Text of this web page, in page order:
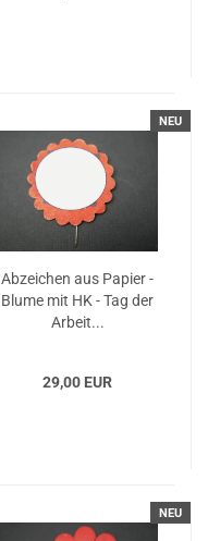
NEU
Abzeichen aus Papier -
Blume mit HK - Tag der
Arbeit...
29,00 EUR
NEU